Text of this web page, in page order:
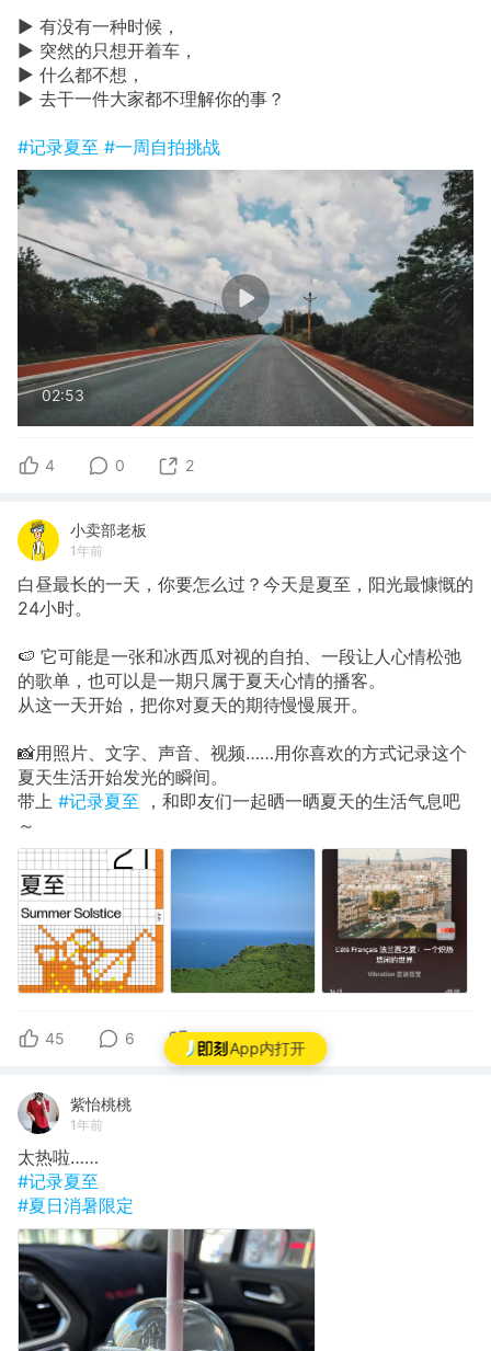
App内打开
► 有没有一种时候，
► 突然的只想开着车，
► 什么都不想，
► 去干一件大家都不理解你的事？
#记录夏至 #一周自拍挑战
02:53
4 0 2
小卖部老板
1年前
白昼最长的一天，你要怎么过？今天是夏至，阳光最慷慨的
24小时。
🍉 它可能是一张和冰西瓜对视的自拍、一段让人心情松弛
的歌单，也可以是一期只属于夏天心情的播客。
从这一天开始，把你对夏天的期待慢慢展开。
📸用照片、文字、声音、视频……用你喜欢的方式记录这个
夏天生活开始发光的瞬间。
带上 #记录夏至
，和即友们一起晒一晒夏天的生活气息吧
～
45 6 0
紫怡桃桃
1年前
太热啦……
#记录夏至
#夏日消暑限定